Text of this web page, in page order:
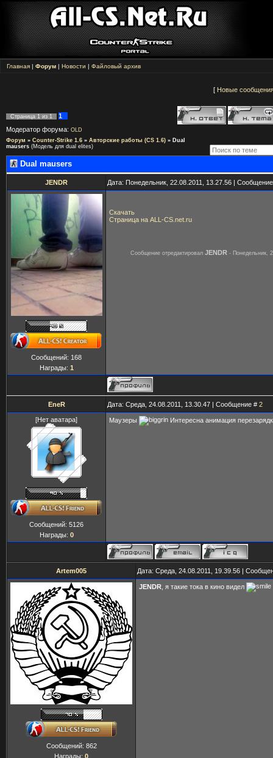
Главная | Форум | Новости | Файловый архив
[ Новые
Страница 1 из 1
1
Модератор форума: OLD
Форум » Counter-Strike 1.6 » Авторские работы (CS 1.6) » Dual
mausers (Модель для dual elites)
Dual mausers
JENDR Дата: Понедельник, 22.08.2011, 13.27.56 |
Сообщений: 168
Награды: 1
Скачать
Страница на ALL-CS.net.ru
Сообщение отредактировал JENDR - Понедельник,
EneR Дата: Среда, 24.08.2011, 13.30.47 | Сообщение # 2
[Нет аватара]
Сообщений: 5126
Награды: 0
Маузеры Интересна анимация
Artem005 Дата: Среда, 24.08.2011, 19.39.56 |
Сообщений: 862
Награды: 0
JENDR , я такие тока в кино видел